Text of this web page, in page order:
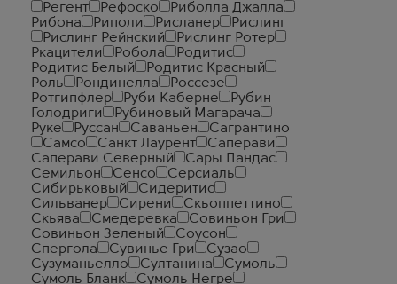
Регент
Рефоско
Риболла Джалла
Рибона
Риполи Рисланер
Рислинг
Рислинг Рейнский
Рислинг Ротер
Ркацители
Робола
Родитис
Родитис Белый
Родитис Красный
Роль
Рондинелла
Россезе
Ротгипфлер
Руби Каберне
Рубин
Голодриги
Рубиновый Магарача
Руке
Руссан Саваньен
Сагрантино
Самсо
Санкт Лаурент
Саперави
Саперави Северный
Сары Пандас
Семильон
Сенсо
Серсиаль
Сибирьковый
Сидеритис
Сильванер
Сирени
Скьоппеттино
Скьява
Смедеревка
Совиньон Гри
Совиньон Зеленый
Соусон
Спергола
Сувинье Гри
Сузао
Сузуманьелло
Султанина
Сумоль
Сумоль Бланк
Сумоль Негре